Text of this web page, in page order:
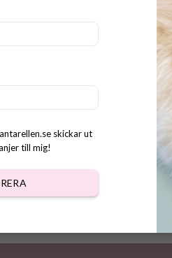
skickar ut
till mig!